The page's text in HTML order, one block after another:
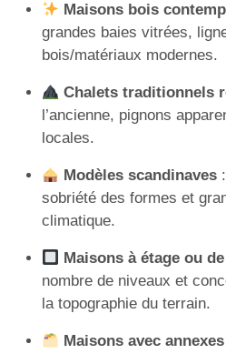
Maisons bois
grandes baies vitrées,
bois/matériaux modernes.
Chalets traditionnels
l’ancienne, pignons
locales.
Modèles scandinaves:
sobriété des formes et
climatique.
Maisons à étage ou
nombre de niveaux et
la topographie du terrain.
Maisons avec annexes